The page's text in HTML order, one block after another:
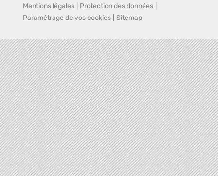
Mentions légales Protection des données
Paramétrage de vos cookies
Sitemap